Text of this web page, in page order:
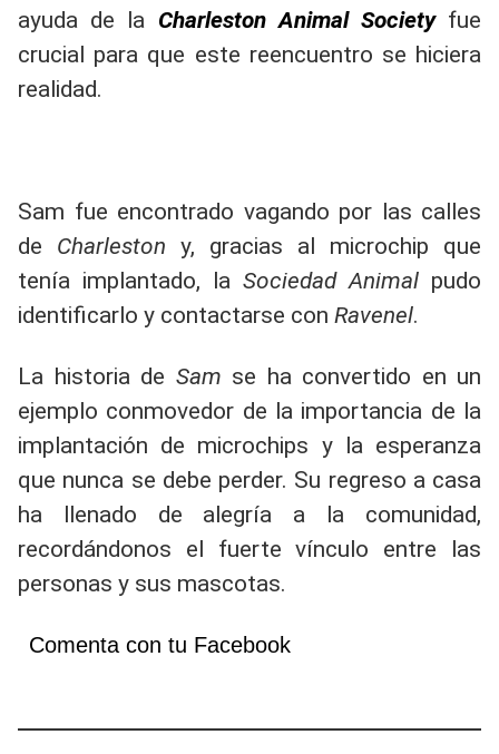
ayuda de la Charleston Animal Societyfue
crucial para que este reencuentro se hiciera
realidad.
Sam fue encontrado vagando por las calles
de Charleston y, gracias al microchip que
tenía implantado, la Sociedad Animal pudo
identificarlo y contactarse con Ravenel.
La historia de Sam se ha convertido en un
ejemplo conmovedor de la importancia de la
implantación de microchips y la esperanza
que nunca se debe perder. Su regreso a casa
ha llenado de alegría a la comunidad,
recordándonos el fuerte vínculo entre las
personas y sus mascotas.
Comenta con tu Facebook